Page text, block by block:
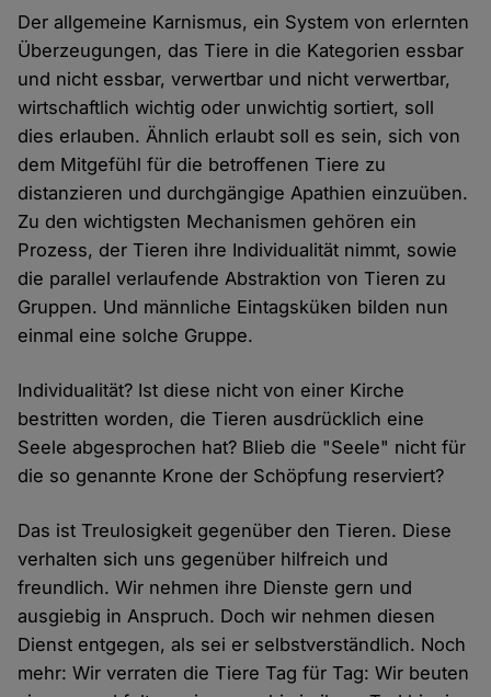
Der allgemeine Karnismus, ein System von erlernten
Überzeugungen, das Tiere in die Kategorien essbar
und nicht essbar, verwertbar und nicht verwertbar,
wirtschaftlich wichtig oder unwichtig sortiert, soll
dies erlauben. Ähnlich erlaubt soll es sein, sich von
dem Mitgefühl für die betroffenen Tiere zu
distanzieren und durchgängige Apathien einzuüben.
Zu den wichtigsten Mechanismen gehören ein
Prozess, der Tieren ihre Individualität nimmt, sowie
die parallel verlaufende Abstraktion von Tieren zu
Gruppen. Und männliche Eintagsküken bilden nun
einmal eine solche Gruppe.
Individualität? Ist diese nicht von einer Kirche
bestritten worden, die Tieren ausdrücklich eine
Seele abgesprochen hat? Blieb die "Seele" nicht für
die so genannte Krone der Schöpfung reserviert?
Das ist Treulosigkeit gegenüber den Tieren. Diese
verhalten sich uns gegenüber hilfreich und
freundlich. Wir nehmen ihre Dienste gern und
ausgiebig in Anspruch. Doch wir nehmen diesen
Dienst entgegen, als sei er selbstverständlich. Noch
mehr: Wir verraten die Tiere Tag für Tag: Wir beuten